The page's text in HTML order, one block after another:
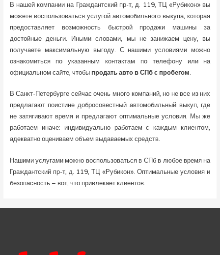
В нашей компании на Граждантский пр-т, д. 119, ТЦ «Рубикон» вы
можете воспользоваться услугой автомобильного выкупа, которая
предоставляет возможность быстрой продажи машины за
достойные деньги. Иными словами, мы не занижаем цену, вы
получаете максимальную выгоду. С нашими условиями можно
ознакомиться по указанным контактам по телефону или на
официальном сайте, чтобы продать авто в СПб с пробегом.
В Санкт-Петербурге сейчас очень много компаний, но не все из них
предлагают поистине добросовестный автомобильный выкуп, где
не затягивают время и предлагают оптимальные условия. Мы же
работаем иначе: индивидуально работаем с каждым клиентом,
адекватно оцениваем объем выдаваемых средств.
Нашими услугами можно воспользоваться в СПб в любое время на
Граждантский пр-т, д. 119, ТЦ «Рубикон». Оптимальные условия и
безопасность – вот, что привлекает клиентов.